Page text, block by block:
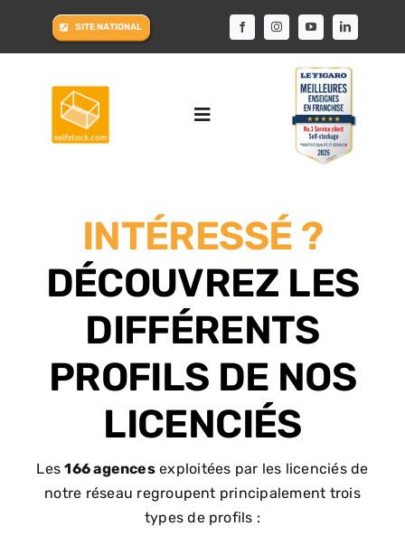
SITE NATIONAL
Toggle
LE CONCEPT
DEVENIR LICENCIÉ
ACTUALITÉS
INTÉRESSÉ ?
DÉCOUVREZ LES
DIFFÉRENTS
PROFILS DE NOS
LICENCIÉS
Les166 agencesexploitées par les licenciés de
notre réseau regroupent principalement trois
types de profils :